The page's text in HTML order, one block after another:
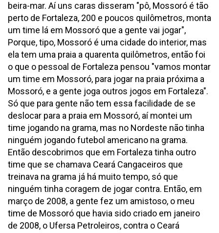
beira-mar. Aí uns caras disseram "pô, Mossoró é tão
perto de Fortaleza, 200 e poucos quilômetros, monta
um time lá em Mossoró que a gente vai jogar",
Porque, tipo, Mossoró é uma cidade do interior, mas
ela tem uma praia a quarenta quilômetros, então foi
o que o pessoal de Fortaleza pensou "vamos montar
um time em Mossoró, para jogar na praia próxima a
Mossoró, e a gente joga outros jogos em Fortaleza".
Só que para gente não tem essa facilidade de se
deslocar para a praia em Mossoró, aí montei um
time jogando na grama, mas no Nordeste não tinha
ninguém jogando futebol americano na grama.
Então descobrimos que em Fortaleza tinha outro
time que se chamava Ceará Cangaceiros que
treinava na grama já há muito tempo, só que
ninguém tinha coragem de jogar contra. Então, em
março de 2008, a gente fez um amistoso, o meu
time de Mossoró que havia sido criado em janeiro
de 2008, o Ufersa Petroleiros, contra o Ceará